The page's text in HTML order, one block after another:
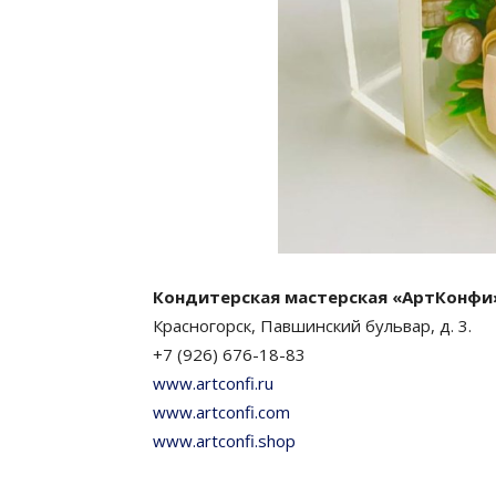
Кондитерская мастерская
Красногорск, Павшинский бульвар, д. 3.
+7 (926) 676-18-83
www.artconfi.ru
www.artconfi.com
www.artconfi.shop